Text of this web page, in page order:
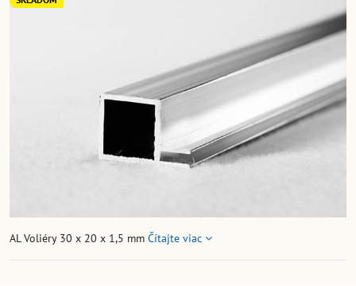
AL Voliéry 30 x 20 x 1,5 mm Čítajte viac